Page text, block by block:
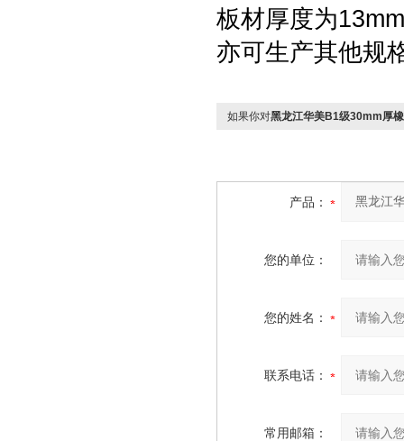
板材厚度为
亦可生产其他规
如果你对黑龙江华美B1级30mm厚
产品：
您的单位：
您的姓名：
联系电话：
常用邮箱：